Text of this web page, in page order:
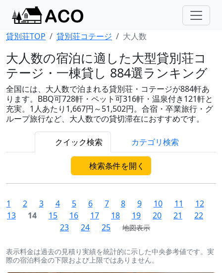
貸別荘TOP 貸別荘コテージ 大人数
大人数の宿泊に適した大型貸別荘コ
テージ・一棟貸し 884選ランキング
全国には、大人数で泊まれる貸別荘・コテージが884軒あ
ります。BBQ可728軒・ペット可316軒・温泉付き121軒と
充実。1人あたり1,667円～51,502円。合宿・卒業旅行・グ
ループ旅行など、大人数での貸切滞在におすすめです。
クイック検索 カテゴリ検索
検索条件を開く
1 2 3 4 5 6 7 8 9 10 11
12
13
14 15 16 17 18 19 20 21
22
23
24 25 地図表示
表示料金は過去の見積り実績を統計的に示した中央参考値です。実
際の宿泊料金の下限および上限ではありません。